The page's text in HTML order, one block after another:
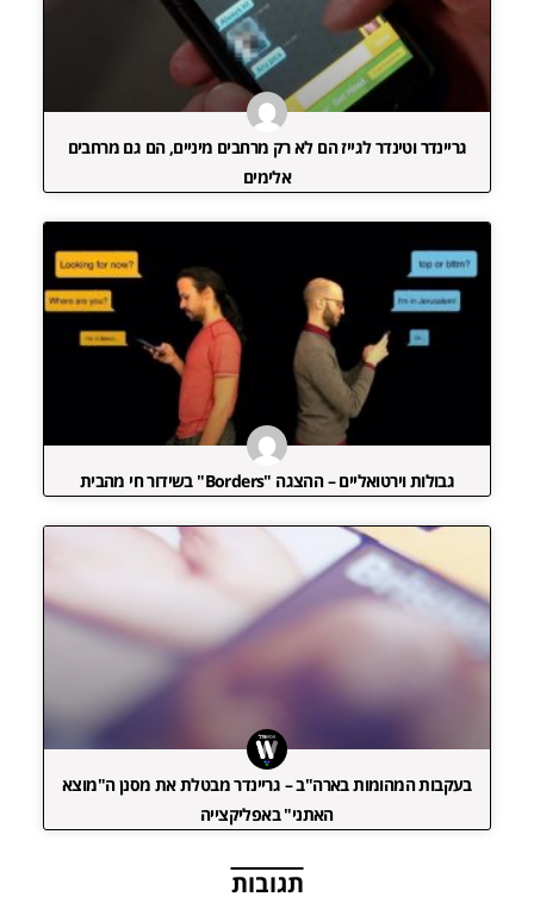
גריינדר וטינדר לגייז הם לא רק מרחבים מיניים, הם גם מרחבים
אלימים
גבולות וירטואליים – ההצגה "Borders" בשידור חי מהבית
בעקבות המהומות בארה"ב – גריינדר מבטלת את מסנן ה"מוצא
האתני" באפליקצייה
תגובות